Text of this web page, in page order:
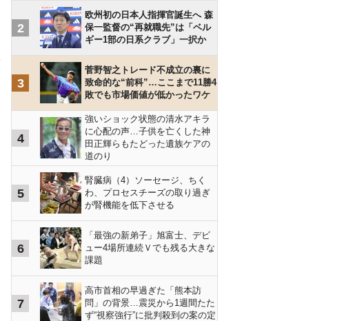
2
欧州初の日本人指揮官誕生へ 森
保一監督の“再就職先”は「ベル
ギー1部の日系クラブ」一択か
3
菅野智之トレード不成立の裏に
致命的な“前科”…ここまで11勝4
敗でも市場価値が低かったワケ
4
強いショック状態の清水アキラ
に心配の声…子供を亡くした神
田正輝らもたどった遺族ケアの
道のり
5
腎臓病（4）ソーセージ、ちく
わ、プロセスチーズの取り過ぎ
が腎機能を低下させる
6
「最強の新弟子」旭富士、デビ
ュー4場所連続Ｖでも残る大きな
課題
7
高市首相の早過ぎた「熊本訪
問」の背景…震災から1週間たた
ず“視察強行”に批判殺到の案の定